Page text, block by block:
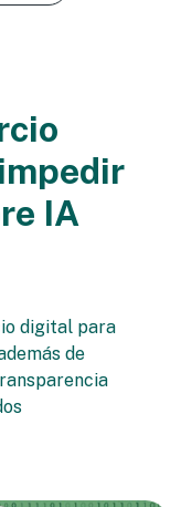
IA
digital para
de